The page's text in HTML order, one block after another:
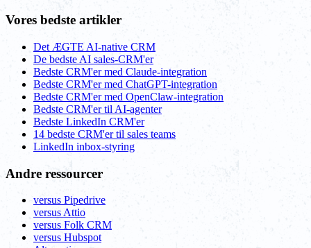
Vores bedste artikler
Det ÆGTE AI-native CRM
De bedste AI sales-CRM'er
Bedste CRM'er med Claude-integration
Bedste CRM'er med ChatGPT-integration
Bedste CRM'er med OpenClaw-integration
Bedste CRM'er til AI-agenter
Bedste LinkedIn CRM'er
14 bedste CRM'er til sales teams
LinkedIn inbox-styring
Andre ressourcer
versus Pipedrive
versus Attio
versus Folk CRM
versus Hubspot